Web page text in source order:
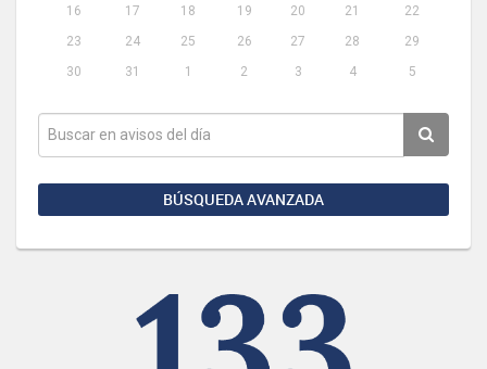
16
17 18 19 20 21
22
23
24 25 26 27 28
29
30
31 1 2 3 4 5
BÚSQUEDA AVANZADA